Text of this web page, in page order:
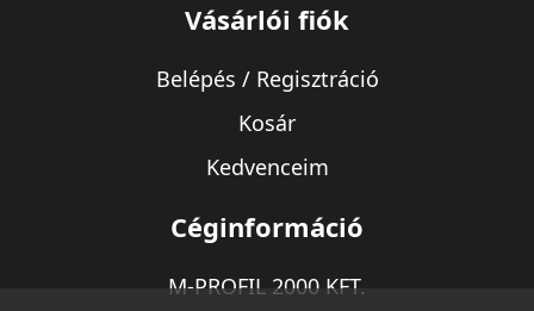
Vásárlói fiók
Belépés / Regisztráció
Kosár
Kedvenceim
Céginformáció
M-PROFIL 2000 KFT.